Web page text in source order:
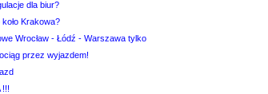
dla biur?
Krakowa?
Wrocław - Łódź - Warszawa tylko
przez wyjazdem!
!!!